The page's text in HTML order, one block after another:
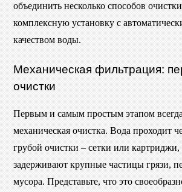
объединить несколько способов
комплексную установку с
качеством воды.
Механическая фильтрация:
очистки
Первым и самым простым этапом всегда
механическая очистка. Вода проходит
грубой очистки – сетки или картриджи,
задерживают крупные частицы грязи,
мусора. Представьте, что это